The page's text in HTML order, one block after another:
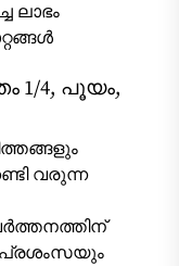
ലാഭം
1/4, പൂയം,
വരുന്ന
പ്രശംസയും